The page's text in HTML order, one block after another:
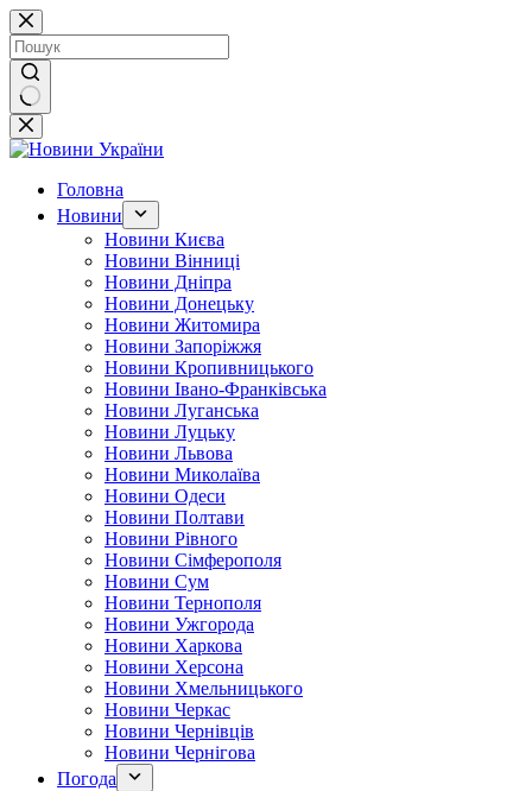
Перейти
до
вмісту
Немає
результатів
Головна
Новини
Новини Києва
Новини Вінниці
Новини Дніпра
Новини Донецьку
Новини Житомира
Новини Запоріжжя
Новини Кропивницького
Новини Івано-Франківська
Новини Луганська
Новини Луцьку
Новини Львова
Новини Миколаїва
Новини Одеси
Новини Полтави
Новини Рівного
Новини Сімферополя
Новини Сум
Новини Тернополя
Новини Ужгорода
Новини Харкова
Новини Херсона
Новини Хмельницького
Новини Черкас
Новини Чернівців
Новини Чернігова
Погода